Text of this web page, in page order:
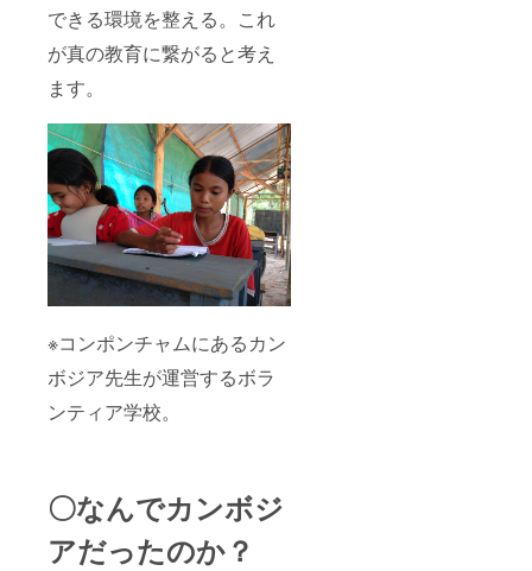
できる環境を整える。これ
が真の教育に繋がると考え
ます。
※コンポンチャムにあるカン
ボジア先生が運営するボラ
ンティア学校。
〇なんでカンボジ
アだったのか？